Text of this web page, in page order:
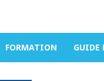
FORMATION GUIDE